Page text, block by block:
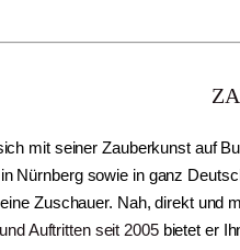
mit seiner Zauberkunst auf
Nürnberg sowie in ganz
Zuschauer. Nah, direkt und
Auftritten seit 2005bietet er